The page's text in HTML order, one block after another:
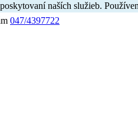
047/4397722
naších služieb.